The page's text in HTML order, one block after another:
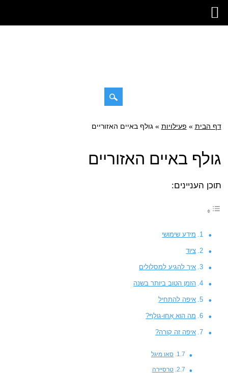
תפריט ראשי
דילוג
דף הבית » פעילויות »גולף באיים האזוריים
גולף באיים האזוריים
תוכן העניינים:
מידע שימושי
ציוד
איך להגיע למסלולים
הזמן הטוב ביותר בשנה
איפה להתחיל
מה הוא אָחוּ-גולף?
איפה זה קורה?
סאו מיגל
טרסיירה